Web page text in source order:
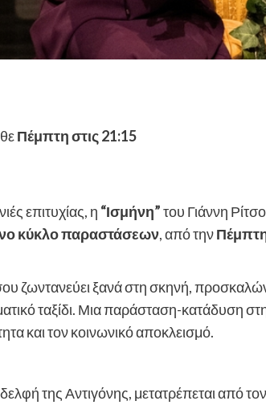
Πέμπτη στις 21:15
επιτυχίας, η “Ισμήνη”του Γιάννη
κύκλο παραστάσεων, από την
ζωντανεύει ξανά στη σκηνή,
ταξίδι. Μια παράσταση-κατάδυση
και τον κοινωνικό αποκλεισμό.
της Αντιγόνης, μετατρέπεται από